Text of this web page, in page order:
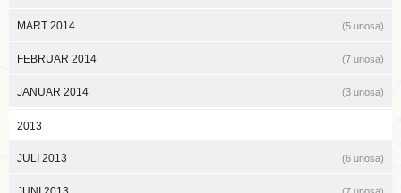
MART 2014 (5 unosa)
FEBRUAR 2014 (7 unosa)
JANUAR 2014 (3 unosa)
2013
JULI 2013 (6 unosa)